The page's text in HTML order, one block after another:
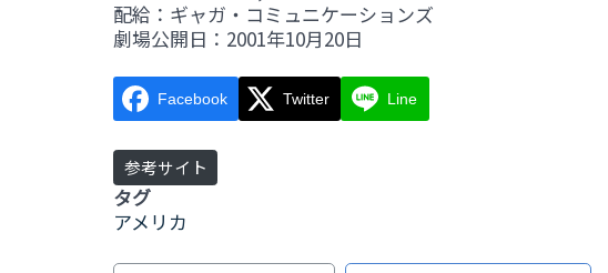
配給：ギャガ・コミュニケーションズ
劇場公開日：2001年10月20日
Facebook Twitter Line
参考サイト
タグ
アメリカ